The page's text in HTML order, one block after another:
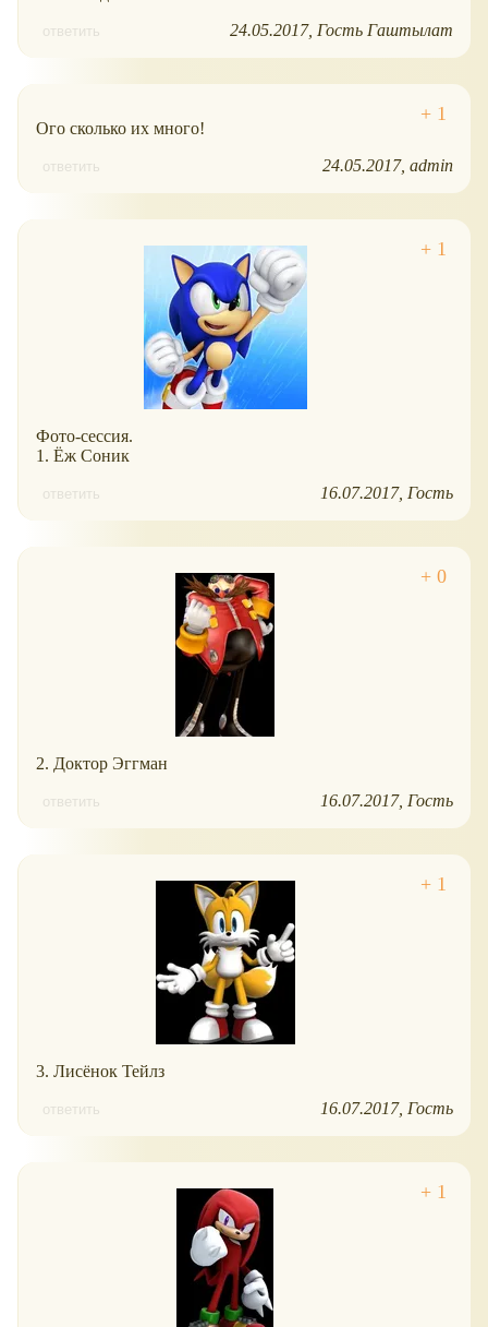
ответить 24.05.2017 Гость Гаштылат
Ого сколько их много!
ответить 24.05.2017 admin
Фото-сессия.
1. Ёж Соник
ответить 16.07.2017 Гость
2. Доктор Эггман
ответить 16.07.2017 Гость
3. Лисёнок Тейлз
ответить 16.07.2017 Гость